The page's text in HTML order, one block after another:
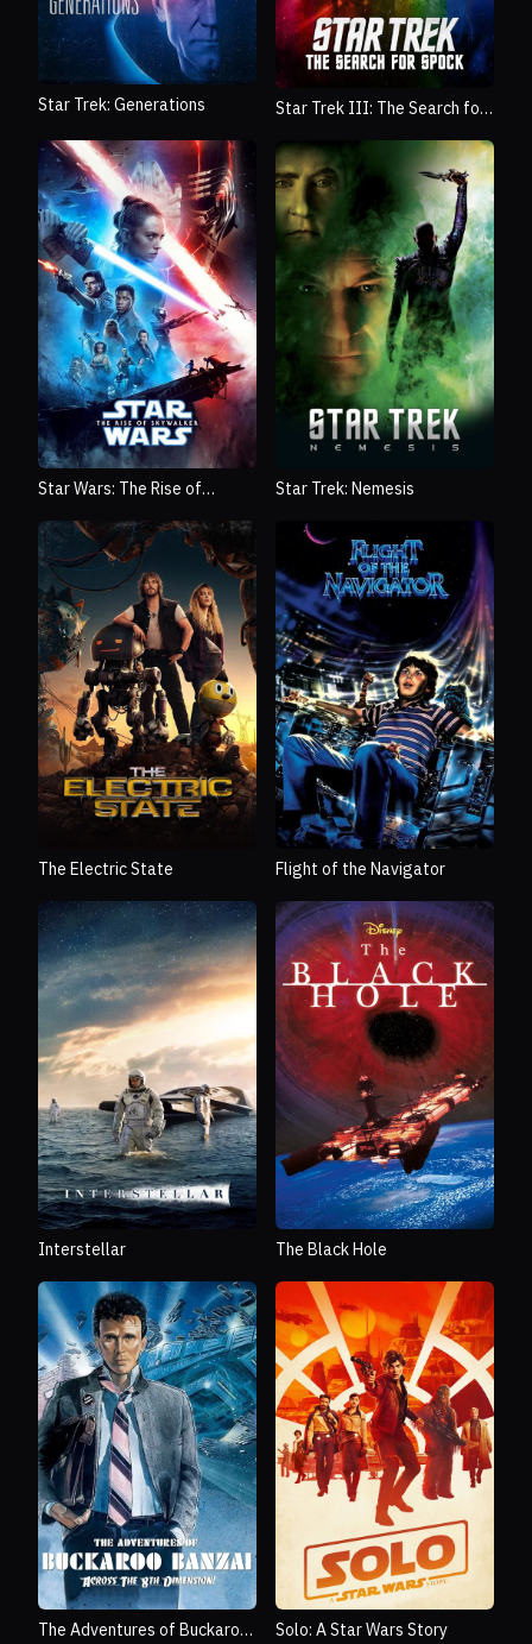
Star Trek: Generations
Star Trek III: The Search for
Star Wars: The Rise of
Star Trek: Nemesis
The Electric State Flight of the Navigator
Interstellar The Black Hole
The Adventures of Buckaroo
Solo: A Star Wars Story